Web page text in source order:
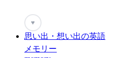
♥
思い出・想い出の英語
メモリー